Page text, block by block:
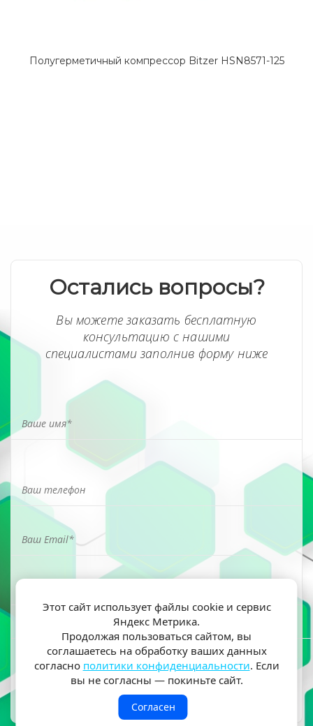
Полугерметичный компрессор Bitzer HSN8571-125
Остались вопросы?
Вы можете заказать бесплатную
консультацию с нашими
специалистами заполнив форму ниже
Я ознакомлен(а) и согласен(на) на обработку моих
персональных данных согласно
политики
конфиденциальности
Этот сайт использует файлы cookie и сервис
Яндекс Метрика.
Продолжая пользоваться сайтом, вы
соглашаетесь на обработку ваших данных
согласно политики конфиденциальности. Если
вы не согласны — покиньте сайт.
Согласен